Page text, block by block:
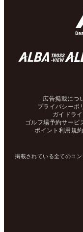
広告掲載につ
プライバシーポ
ガイドラ
ゴルフ場予約サービ
ポイント利用規約
掲載されている全てのコ